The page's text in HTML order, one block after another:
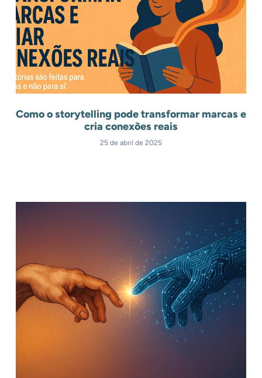
Como o storytelling pode transformar marcas e
cria conexões reais
25 de abril de 2025